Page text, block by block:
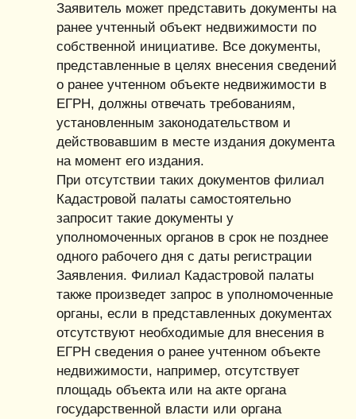
Заявитель может представить документы на
ранее учтенный объект недвижимости по
собственной инициативе. Все документы,
представленные в целях внесения сведений
о ранее учтенном объекте недвижимости в
ЕГРН, должны отвечать требованиям,
установленным законодательством и
действовавшим в месте издания документа
на момент его издания.
При отсутствии таких документов филиал
Кадастровой палаты самостоятельно
запросит такие документы у
уполномоченных органов в срок не позднее
одного рабочего дня с даты регистрации
Заявления. Филиал Кадастровой палаты
также произведет запрос в уполномоченные
органы, если в представленных документах
отсутствуют необходимые для внесения в
ЕГРН сведения о ранее учтенном объекте
недвижимости, например, отсутствует
площадь объекта или на акте органа
государственной власти или органа